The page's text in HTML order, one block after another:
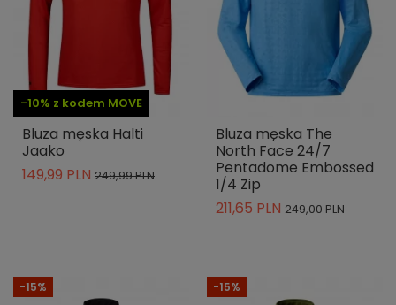
-10% z kodem MOVE
Bluza męska Halti
Jaako
149,99 PLN 249,99 PLN
Bluza męska The
North Face 24/7
Pentadome Embossed
1/4 Zip
211,65 PLN 249,00 PLN
-15% -15%